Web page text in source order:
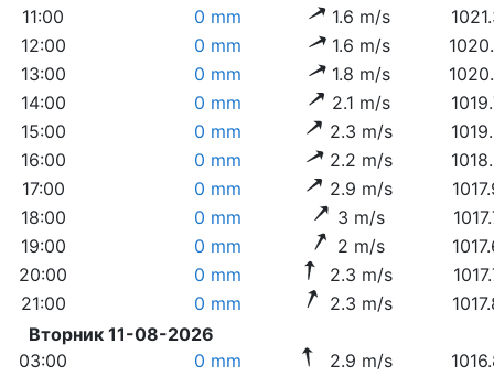
11:00
0 mm 1.6 m/s
12:00
0 mm 1.6 m/s
13:00
0 mm 1.8 m/s
14:00
0 mm 2.1 m/s
15:00
0 mm 2.3 m/s
16:00
0 mm 2.2 m/s
17:00
0 mm 2.9 m/s
18:00
0 mm 3 m/s
19:00
0 mm 2 m/s
20:00
0 mm 2.3 m/s
21:00
0 mm 2.3 m/s
Вторник 11-08-2026
03:00
0 mm 2.9 m/s